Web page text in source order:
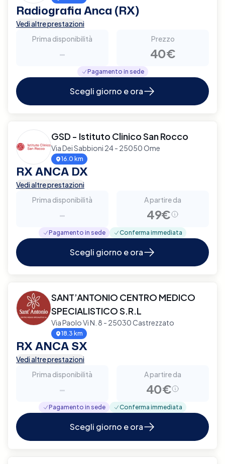
Radiografia Anca (RX)
Vedi altre prestazioni
Prima disponibilità
-
Prezzo
40€
Pagamento in sede
Scegli giorno e ora
GSD - Istituto Clinico San Rocco
Via Dei Sabbioni 24 - 25050 Ome
16.0 km
RX ANCA DX
Vedi altre prestazioni
Prima disponibilità
-
A partire da
49€
Pagamento in sede Conferma immediata
Scegli giorno e ora
SANT’ANTONIO CENTRO MEDICO
SPECIALISTICO S.R.L
Via Paolo Vi N. 8 - 25030 Castrezzato
18.3 km
RX ANCA SX
Vedi altre prestazioni
Prima disponibilità
-
A partire da
40€
Pagamento in sede Conferma immediata
Scegli giorno e ora